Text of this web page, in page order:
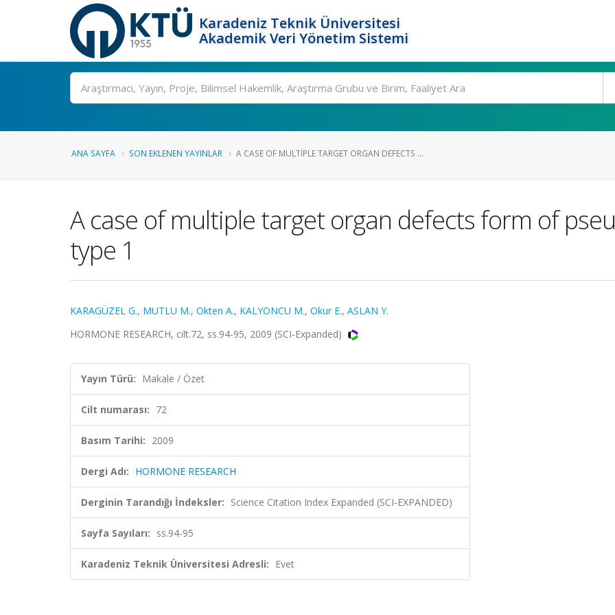
Karadeniz Teknik Üniversitesi
Akademik Veri Yönetim Sistemi
Ara
ANA SAYFA SON EKLENEN YAYINLAR A CASE OF MULTIPLE TARGET ORGAN DEFECTS ...
A case of multiple target organ defects form of
type 1
KARAGÜZEL G., MUTLU M., Okten A., KALYONCU M., Okur E., ASLAN Y.
HORMONE RESEARCH, cilt.72, ss.94-95, 2009 (SCI-Expanded)
Yayın Türü: Makale / Özet
Cilt numarası: 72
Basım Tarihi: 2009
Dergi Adı: HORMONE RESEARCH
Derginin Tarandığı İndeksler: Science Citation Index Expanded (SCI-EXPANDED)
Sayfa Sayıları: ss.94-95
Karadeniz Teknik Üniversitesi Adresli: Evet